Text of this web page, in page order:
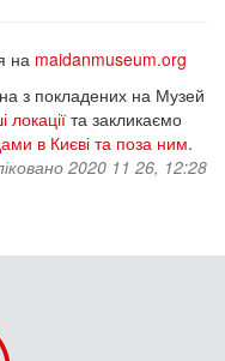
на maidanmuseum.org
з покладених на Музей
локаціїта закликаємо
в Києві та поза ним.
2020 11 26, 12:28